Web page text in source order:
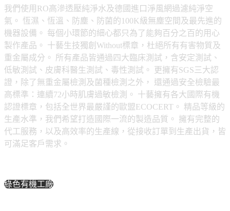
我們使用RO高滲透壓純淨水及德國進口淨風網過濾純淨空
氣。 恆濕、恆溫、防塵、防菌的100K級無塵空間及最先進的
機器設備。 每個小環節的細心都只為了能夠百分之百的用心
製作產品。 十藝生技獨創Without標章，杜絕所有有害物質及
重金屬成分。 所有產品皆通過四大臨床測試，含安定測試、
低敏測試、皮膚科醫生測試、毒性測試。 更擁有SGS三大認
證，除了無重金屬檢測及菌種檢測之外， 還通過安全檢驗最
高標準：連續72小時肌膚過敏檢測。 十藝擁有各大國際有機
認證標章，包括全世界最嚴謹的歐盟ECOCERT。 精品等級的
生產水準，我們希望打造國際一流的製造品質。 擁有完整的
代工服務，以及高效率的生產線，從接收訂單到生產出貨，皆
可滿足客戶需求。
綠色有機工廠